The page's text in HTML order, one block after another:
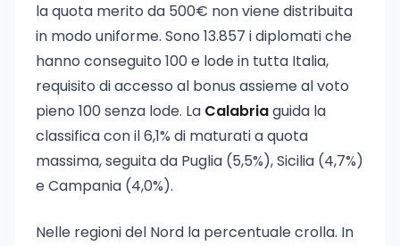
la quota merito da 500€ non viene distribuita
in modo uniforme. Sono 13.857 i diplomati che
hanno conseguito 100 e lode in tutta Italia,
requisito di accesso al bonus assieme al voto
pieno 100 senza lode. La Calabriaguida la
classifica con il 6,1% di maturati a quota
massima, seguita da Puglia (5,5%), Sicilia (4,7%)
e Campania (4,0%).
Nelle regioni del Nord la percentuale crolla. In